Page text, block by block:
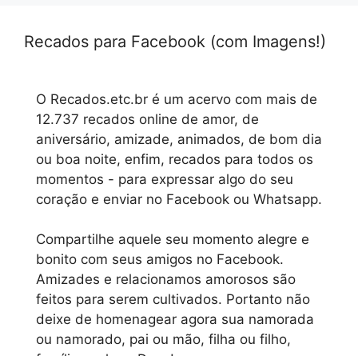
Recados para Facebook (com Imagens!)
O Recados.etc.br é um acervo com mais de
12.737 recados online de amor, de
aniversário, amizade, animados, de bom dia
ou boa noite, enfim, recados para todos os
momentos - para expressar algo do seu
coração e enviar no Facebook ou Whatsapp.
Compartilhe aquele seu momento alegre e
bonito com seus amigos no Facebook.
Amizades e relacionamos amorosos são
feitos para serem cultivados. Portanto não
deixe de homenagear agora sua namorada
ou namorado, pai ou mão, filha ou filho,